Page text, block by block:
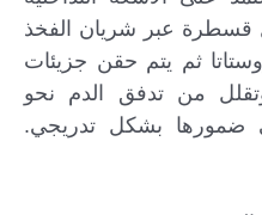
قسطرة عبر شريان الفخذ
ثم يتم حقن جزيئات
من تدفق الدم نحو
ضمورها بشكل تدريجي.